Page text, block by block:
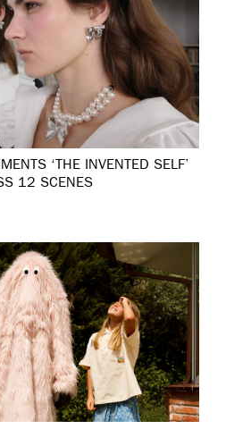
‘THE INVENTED SELF’
12 SCENES